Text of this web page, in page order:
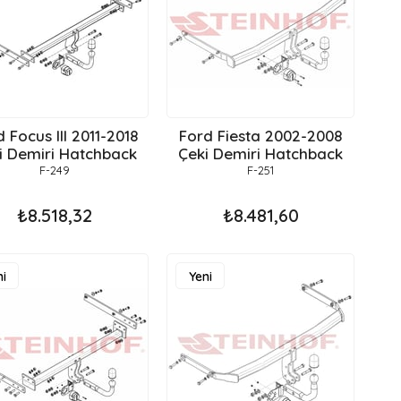
Focus III 2011-2018
Demiri Hatchback
F-249
₺8.518,32
Ford Fiesta 2002-2008
Çeki Demiri Hatchback
F-251
₺8.481,60
Yeni